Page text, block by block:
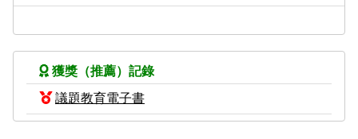
獲獎（推薦）記錄
議題教育電子書